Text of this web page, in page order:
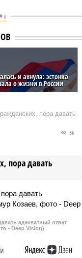
0
и ахнула: эстонка
о жизни в России
пора давать
пора давать
36
адекватный ответ
- Deep Vision)